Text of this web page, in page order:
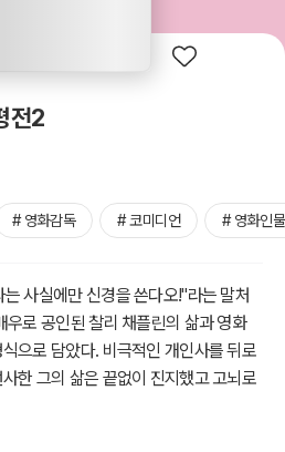
전2
# 영화감독 # 코미디언 # 영화인물
사실에만 신경을 쓴다오!"라는 말처
로 공인된 찰리 채플린의 삶과 영화
으로 담았다. 비극적인 개인사를 뒤로
한 그의 삶은 끝없이 진지했고 고뇌로